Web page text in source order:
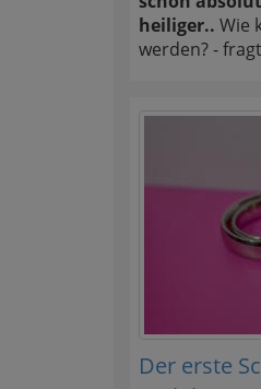
heiliger.. Wie
werden? -
Der erste